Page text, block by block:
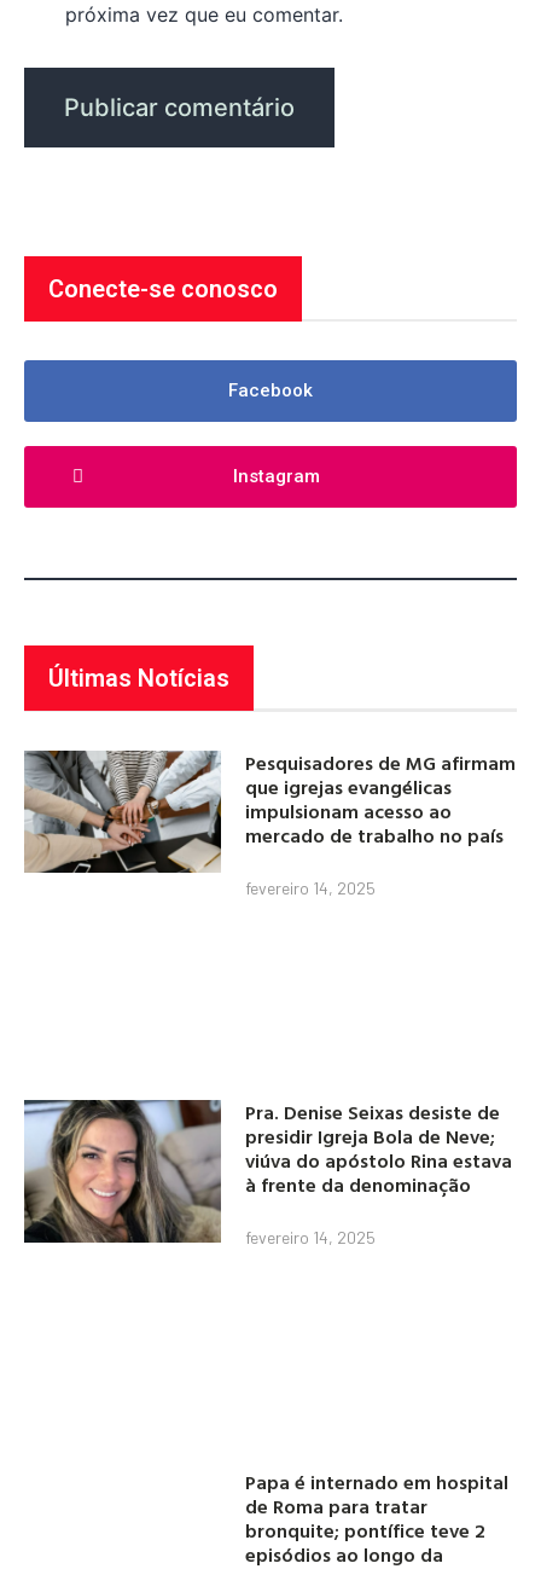
próxima vez que eu comentar.
Conecte-se conosco
Facebook
Instagram
Últimas Notícias
Pesquisadores de MG afirmam
que igrejas evangélicas
impulsionam acesso ao
mercado de trabalho no país
fevereiro 14, 2025
Pra. Denise Seixas desiste de
presidir Igreja Bola de Neve;
viúva do apóstolo Rina estava
à frente da denominação
fevereiro 14, 2025
Papa é internado em hospital
de Roma para tratar
bronquite; pontífice teve 2
episódios ao longo da